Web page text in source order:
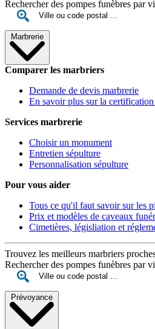
Rechercher des pompes funèbres par
Marbrerie
Comparer les marbriers
Demande de devis marbrerie
En savoir plus sur la
Services marbrerie
Choisir un monument
Entretien sépulture
Personnalisation sépulture
Pour vous aider
Tous ce qu'il faut savoir sur les
Prix et modèles de caveaux
Cimetières, législiation et
Trouvez les meilleurs marbriers
Rechercher des pompes funèbres par
Prévoyance